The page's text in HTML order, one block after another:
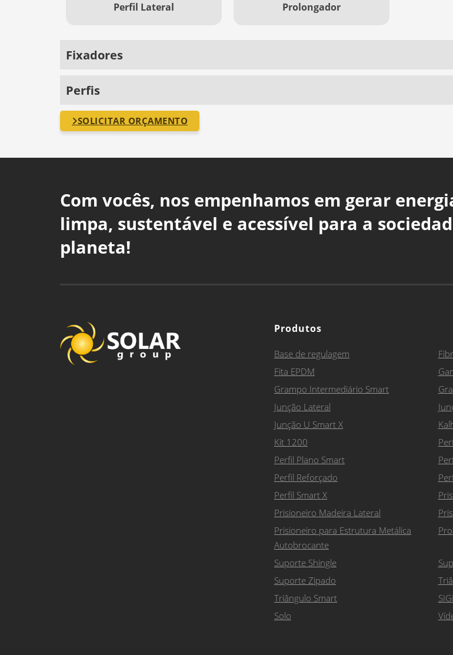
Perfil Lateral Prolongador
Fixadores
Perfis
SOLICITAR ORÇAMENTO
Com vocês, nos empenhamos em gerar
limpa, sustentável e acessível para a
planeta!
Produtos
Base de regulagem
Fita EPDM
Grampo Intermediário Smart
Junção Lateral
Junção U Smart X
Kit 1200
Perfil Plano Smart
Perfil Reforçado
Perfil Smart X
Prisioneiro Madeira Lateral
Prisioneiro para Estrutura Metálica
Autobrocante
Suporte Shingle
Suporte Zipado
Triângulo Smart
Solo